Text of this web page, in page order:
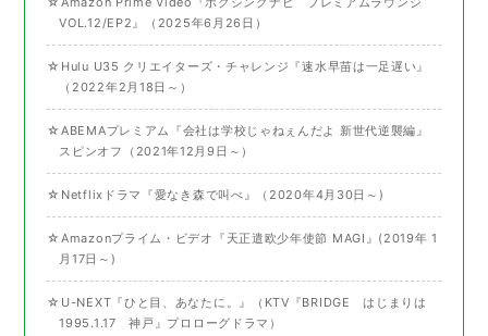
VOL.12/EP2』（2025年6月26日）
☆Hulu U35 クリエイターズ・チャレンジ『速水早苗は一足遅い』
（2022年2月18日～）
☆ABEMAプレミアム『会社は学校じゃねぇんだよ 新世代逆襲編』
スピンオフ（2021年12月9日～）
☆Netflixドラマ『愛なき森で叫べ』（2020年4月30日～)
☆Amazonプライム・ビデオ『天正遣欧少年使節 MAGI』(2019年 1
月17日～)
☆U-NEXT『ひと目、あなたに。』（KTV『BRIDGE はじまりは
1995.1.17 神戸』プロローグドラマ）